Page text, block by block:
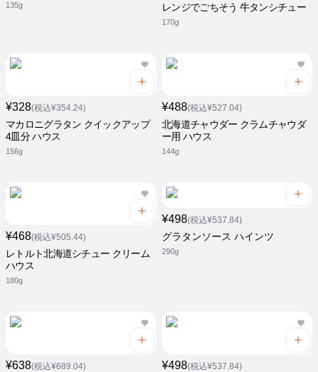
135g レンジでごちそう 牛タンシチュー
170g
¥328(税込¥354.24)
マカロニグラタン クイックアップ
4皿分 ハウス
156g
¥488(税込¥527.04)
北海道チャウダー クラムチャウダ
ー用 ハウス
144g
¥468(税込¥505.44)
レトルト北海道シチュー クリーム
ハウス
180g
¥498(税込¥537.84)
グラタンソース ハインツ
290g
¥638(税込¥689.04) ¥498(税込¥537.84)